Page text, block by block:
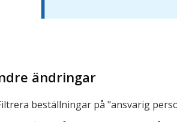
ändringar
beställningar på "ansvarig